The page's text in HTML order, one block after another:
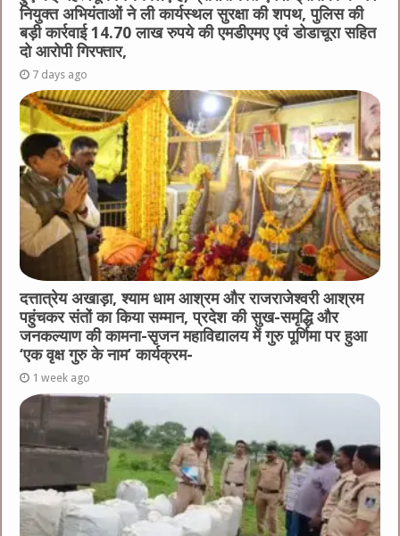
नियुक्त अभियंताओं ने ली कार्यस्थल सुरक्षा की शपथ, पुलिस की
बड़ी कार्रवाई 14.70 लाख रुपये की एमडीएमए एवं डोडाचूरा सहित
दो आरोपी गिरफ्तार,
7 days ago
दत्तात्रेय अखाड़ा, श्याम धाम आश्रम और राजराजेश्वरी आश्रम
पहुंचकर संतों का किया सम्मान, प्रदेश की सुख-समृद्धि और
जनकल्याण की कामना-सृजन महाविद्यालय में गुरु पूर्णिमा पर हुआ
‘एक वृक्ष गुरु के नाम’ कार्यक्रम-
1 week ago